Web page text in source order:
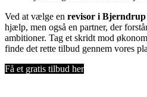
Ved at vælge en revisor i Bjerndrup
hjælp, men også en partner, der
ambitioner. Tag et skridt mod
finde det rette tilbud gennem vores
Få et gratis tilbud her